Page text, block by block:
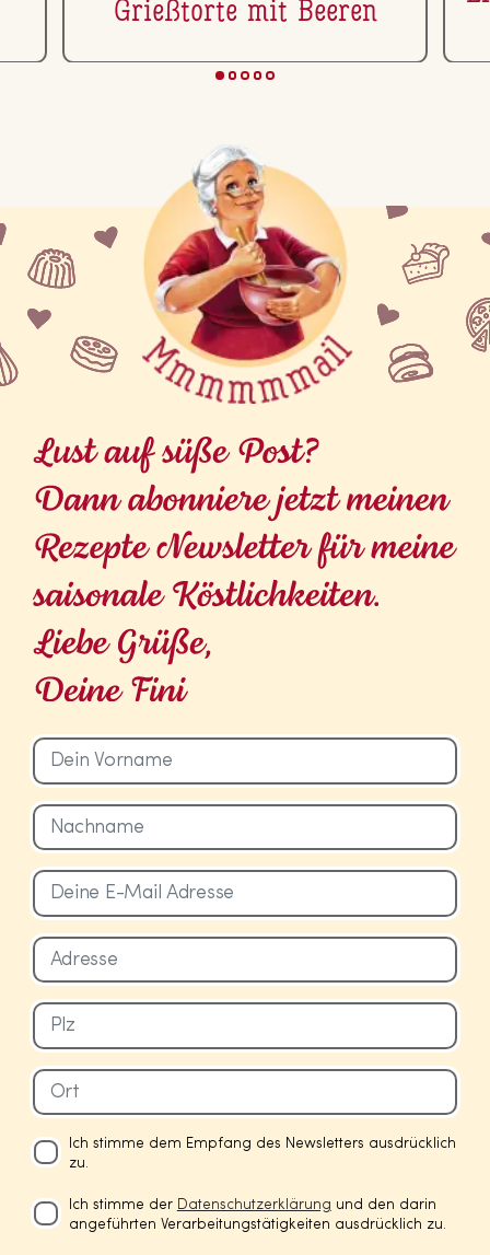
Grie­ß­tor­te mit Beeren
Ich stimme dem Empfang des Newsletters ausdrücklich
zu.
Ich stimme der Datenschutzerklärung und den darin
angeführten Verarbeitungstätigkeiten ausdrücklich zu.